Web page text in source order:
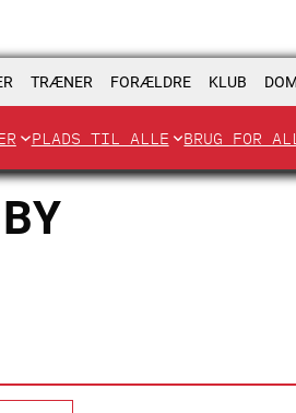
TRÆNER FORÆLDRE KLUB
PLADS TIL ALLE BRUG FOR